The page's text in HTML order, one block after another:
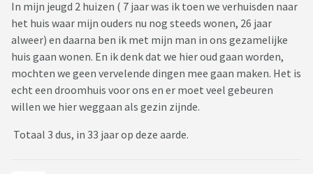
In mijn jeugd 2 huizen ( 7 jaar was ik toen we verhuisden naar
het huis waar mijn ouders nu nog steeds wonen, 26 jaar
alweer) en daarna ben ik met mijn man in ons gezamelijke
huis gaan wonen. En ik denk dat we hier oud gaan worden,
mochten we geen vervelende dingen mee gaan maken. Het is
echt een droomhuis voor ons en er moet veel gebeuren
willen we hier weggaan als gezin zijnde.
Totaal 3 dus, in 33 jaar op deze aarde.